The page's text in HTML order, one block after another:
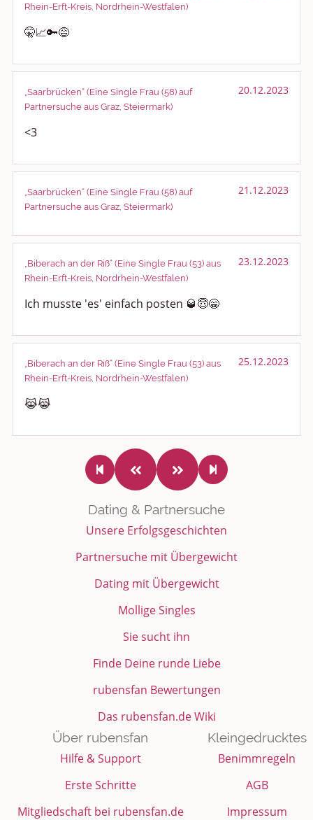
Rhein-Erft-Kreis, Nordrhein-Westfalen)
🤫📈🔑😅
„Saarbrücken“ (Eine Single Frau (58) auf
Partnersuche aus Graz, Steiermark)
20.12.2023
<3
„Saarbrücken“ (Eine Single Frau (58) auf
Partnersuche aus Graz, Steiermark)
21.12.2023
„Biberach an der Riß“ (Eine Single Frau (53) aus
Rhein-Erft-Kreis, Nordrhein-Westfalen)
23.12.2023
Ich musste 'es' einfach posten 🥃😇😁
„Biberach an der Riß“ (Eine Single Frau (53) aus
Rhein-Erft-Kreis, Nordrhein-Westfalen)
25.12.2023
😹😹
Dating & Partnersuche
Unsere Erfolgsgeschichten
Partnersuche mit Übergewicht
Dating mit Übergewicht
Mollige Singles
Sie sucht ihn
Finde Deine runde Liebe
rubensfan Bewertungen
Das rubensfan.de Wiki
Über rubensfan
Hilfe & Support
Erste Schritte
Mitgliedschaft bei rubensfan.de
Kleingedrucktes
Benimmregeln
AGB
Impressum